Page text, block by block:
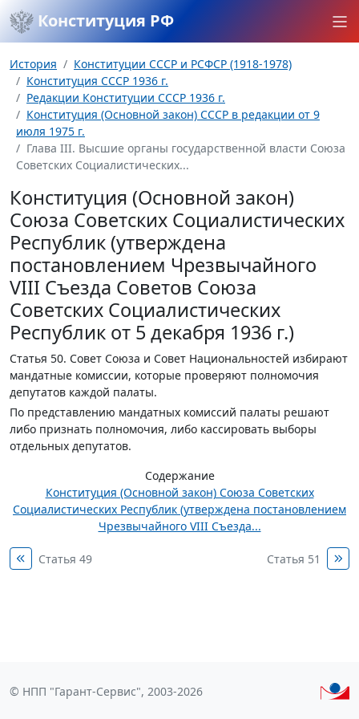
Конституция РФ
История
Конституции СССР и РСФСР (1918-1978)
Конституция СССР 1936 г.
Редакции Конституции СССР 1936 г.
Конституция (Основной закон) СССР в редакции от 9
июля 1975 г.
Глава III. Высшие органы государственной власти Союза
Советских Социалистических...
Конституция (Основной закон)
Союза Советских Социалистических
Республик (утверждена
постановлением Чрезвычайного
VIII Съезда Советов Союза
Советских Социалистических
Республик от 5 декабря 1936 г.)
Статья 50. Совет Союза и Совет Национальностей избирают
мандатные комиссии, которые проверяют полномочия
депутатов каждой палаты.
По представлению мандатных комиссий палаты решают
либо признать полномочия, либо кассировать выборы
отдельных депутатов.
Содержание
Конституция (Основной закон) Союза Советских
Социалистических Республик (утверждена постановлением
Чрезвычайного VIII Съезда...
Статья 49 Статья 51
© НПП "Гарант-Сервис", 2003-2026